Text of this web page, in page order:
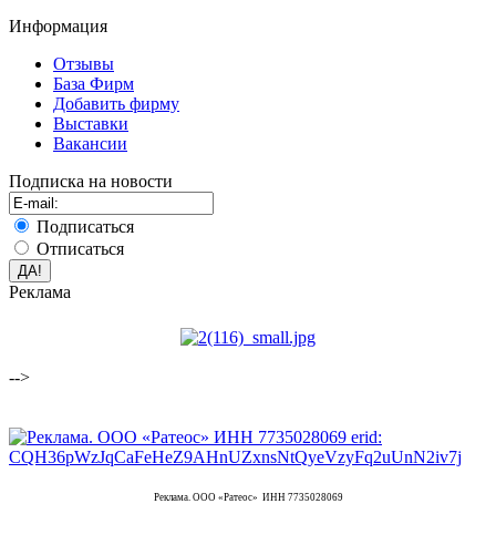
Информация
Отзывы
База Фирм
Добавить фирму
Выставки
Вакансии
Подписка на новости
Подписаться
Отписаться
Реклама
-->
Реклама. ООО «Ратеос» ИНН 7735028069